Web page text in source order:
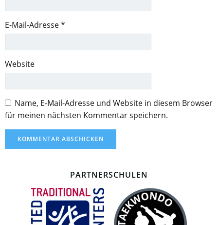
E-Mail-Adresse*
Website
Name, E-Mail-Adresse und Website in diesem Browser
für meinen nächsten Kommentar speichern.
PARTNERSCHULEN